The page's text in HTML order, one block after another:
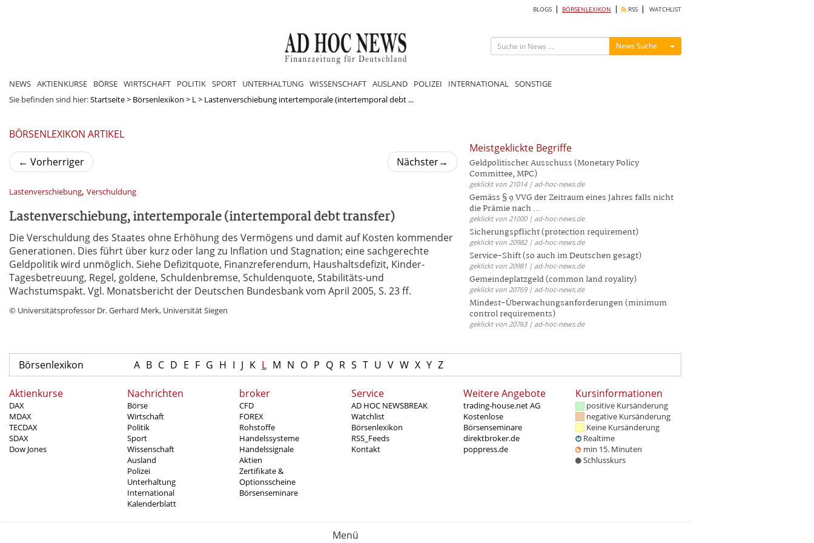
BLOGS BÖRSENLEXIKON RSS WATCHLIST
News Suche Menü ein-/ausblenden
NEWS AKTIENKURSE BÖRSE WIRTSCHAFT POLITIK SPORT UNTERHALTUNG WISSENSCHAFT AUSLAND POLIZEI INTERNATIONAL SONSTIGE
Sie befinden sind hier:Startseite> Börsenlexikon > L> Lastenverschiebung intertemporale (intertemporal debt ...
BÖRSENLEXIKON ARTIKEL
← Vorherriger Nächster→
Lastenverschiebung, Verschuldung
Lastenverschiebung, intertemporale (intertemporal debt transfer)
Die Verschuldung des Staates ohne Erhöhung des Vermögens und damit auf Kosten kommender
Generationen. Dies führt über kurz oder lang zu Inflation und Stagnation; eine sachgerechte
Geldpolitik wird unmöglich. Siehe Defizitquote, Finanzreferendum, Haushaltsdefizit, Kinder-
Tagesbetreuung, Regel, goldene, Schuldenbremse, Schuldenquote, Stabilitäts-und
Wachstumspakt. Vgl. Monatsbericht der Deutschen Bundesbank vom April 2005, S. 23 ff.
© Universitätsprofessor Dr. Gerhard Merk, Universität Siegen
Meistgeklickte Begriffe
Geldpolitischer Ausschuss (Monetary Policy
Committee, MPC)
geklickt von 21014 | ad-hoc-news.de
Gemäss § 9 VVG der Zeitraum eines Jahres falls nicht
die Prämie nach ...
geklickt von 21000 | ad-hoc-news.de
Sicherungspflicht (protection requirement)
geklickt von 20982 | ad-hoc-news.de
Service-Shift (so auch im Deutschen gesagt)
geklickt von 20981 | ad-hoc-news.de
Gemeindeplatzgeld (common land royality)
geklickt von 20769 | ad-hoc-news.de
Mindest-Überwachungsanforderungen (minimum
control requirements)
geklickt von 20763 | ad-hoc-news.de
Börsenlexikon A B C D E F G H I J K L M N O P Q R S T U V W X Y Z
Aktienkurse
DAX
MDAX
TECDAX
SDAX
Dow Jones
Nachrichten
Börse
Wirtschaft
Politik
Sport
Wissenschaft
Ausland
Polizei
Unterhaltung
International
Kalenderblatt
broker
CFD
FOREX
Rohstoffe
Handelssysteme
Handelssignale
Aktien
Zertifikate &
Optionsscheine
Börsenseminare
Service
AD HOC NEWSBREAK
Watchlist
Börsenlexikon
RSS_Feeds
Kontakt
Weitere Angebote
trading-house.net AG
Kostenlose
Börsenseminare
direktbroker.de
poppress.de
Kursinformationen
positive Kursänderung
negative Kursänderung
Keine Kursänderung
Realtime
min 15. Minuten
Schlusskurs
Menü